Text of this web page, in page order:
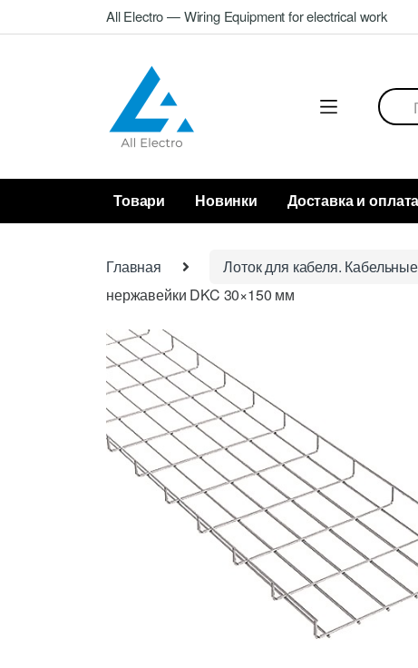
to
to
All Electro — Wiring Equipment for electrical work
for:
Товари Новинки Доставка и оплата
Главная Лоток для кабеля.
нержавейки DKC 30×150 мм